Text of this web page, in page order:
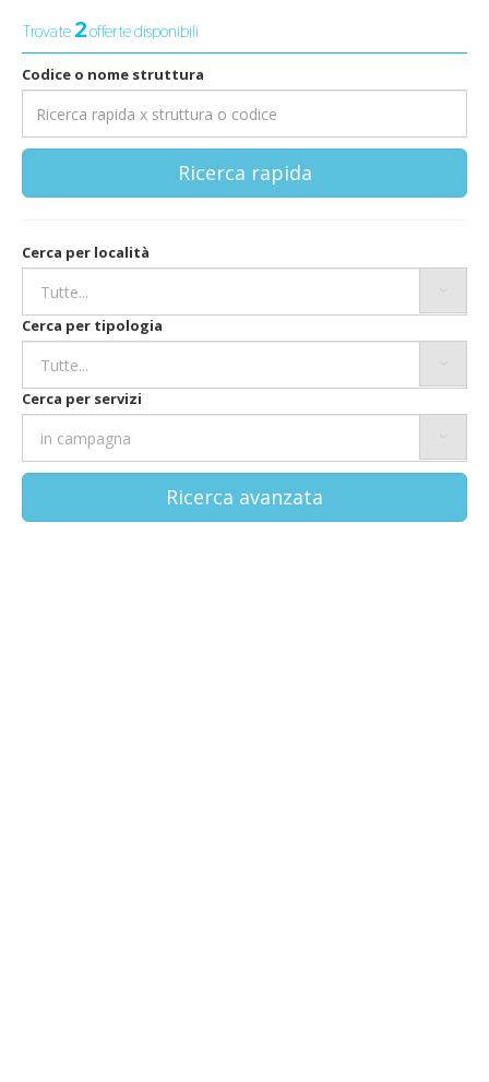
Trovate2offerte disponibili
Codice o nome struttura
Ricerca rapida
Cerca per località
Cerca per tipologia
Cerca per servizi
Ricerca avanzata